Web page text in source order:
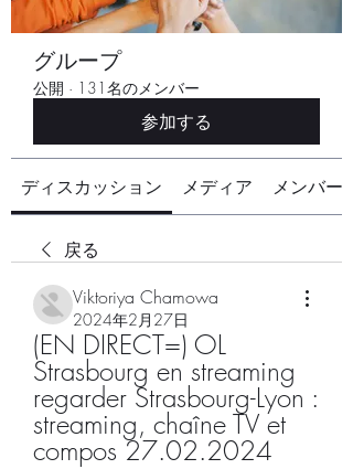
グループ
公開 · 131名のメンバー
参加する
ディスカッション メディア メンバー
戻る
Viktoriya Chamowa
2024年2月27日
(EN DIRECT=) OL
Strasbourg en streaming
regarder Strasbourg-Lyon :
streaming, chaîne TV et
compos 27.02.2024